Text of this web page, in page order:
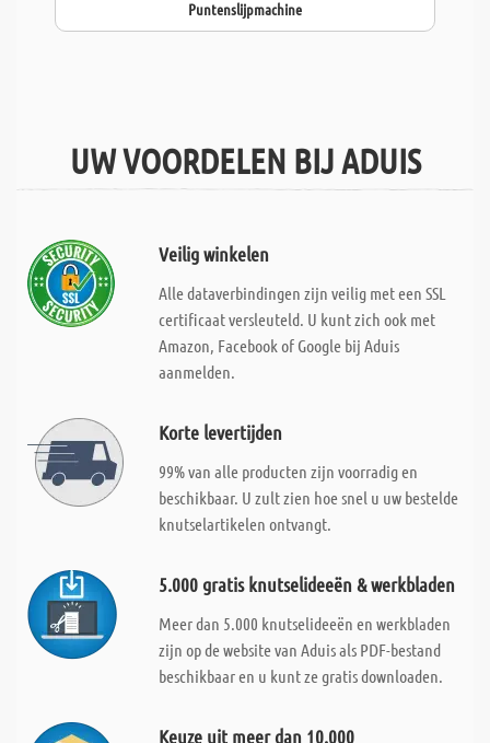
Puntenslijpmachine
UW VOORDELEN BIJ ADUIS
Veilig winkelen
Alle dataverbindingen zijn veilig met een SSL
certificaat versleuteld. U kunt zich ook met
Amazon, Facebook of Google bij Aduis
aanmelden.
Korte levertijden
99% van alle producten zijn voorradig en
beschikbaar. U zult zien hoe snel u uw bestelde
knutselartikelen ontvangt.
5.000 gratis knutselideeën & werkbladen
Meer dan 5.000 knutselideeën en werkbladen
zijn op de website van Aduis als PDF-bestand
beschikbaar en u kunt ze gratis downloaden.
Keuze uit meer dan 10.000